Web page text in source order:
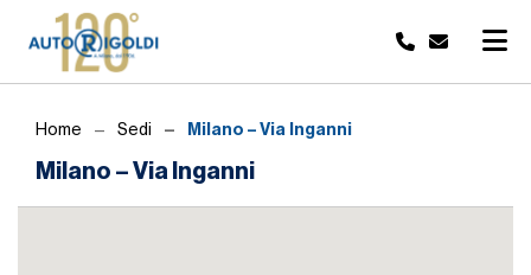
Milano – Via Inganni
Home Sedi Milano – Via Inganni